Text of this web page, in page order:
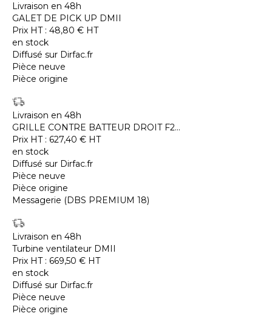
Livraison en 48h
GALET DE PICK UP DMII
Prix HT : 48,80 € HT
en stock
Diffusé sur Dirfac.fr
Pièce neuve
Pièce origine
Livraison en 48h
GRILLE CONTRE BATTEUR DROIT F2...
Prix HT : 627,40 € HT
en stock
Diffusé sur Dirfac.fr
Pièce neuve
Pièce origine
Messagerie (DBS PREMIUM 18)
Livraison en 48h
Turbine ventilateur DMII
Prix HT : 669,50 € HT
en stock
Diffusé sur Dirfac.fr
Pièce neuve
Pièce origine